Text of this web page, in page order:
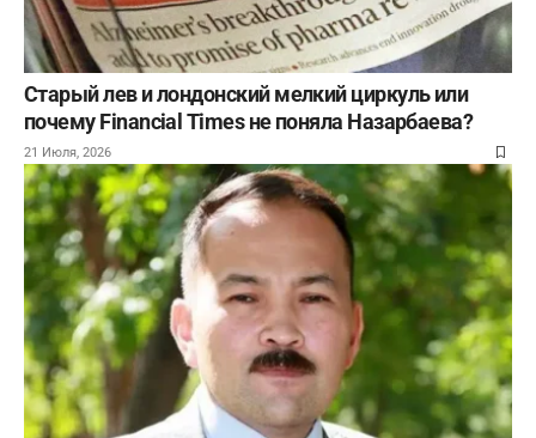
Старый лев и лондонский мелкий циркуль или
почему Financial Times не поняла Назарбаева?
21 Июля, 2026